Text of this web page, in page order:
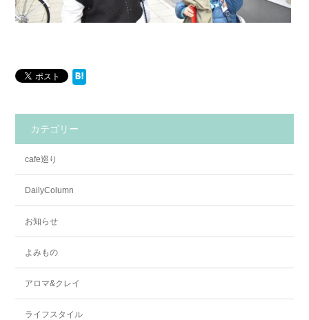
カテゴリー
cafe巡り
DailyColumn
お知らせ
よみもの
アロマ&クレイ
ライフスタイル